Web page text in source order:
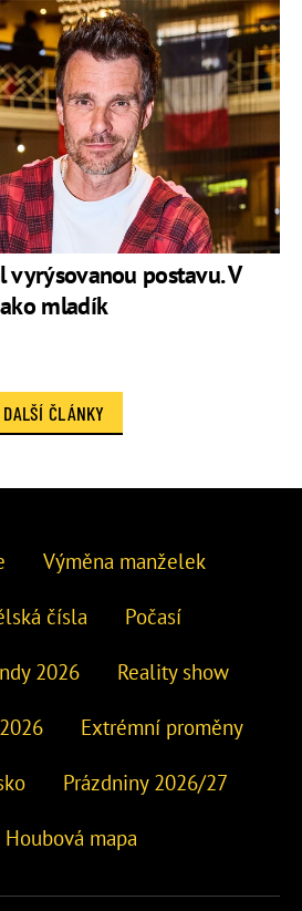
vyrýsovanou postavu. V
mladík
DALŠÍ ČLÁNKY
Výměna manželek
čísla Počasí
2026 Reality show
Extrémní proměny
Prázdniny 2026/27
Houbová mapa